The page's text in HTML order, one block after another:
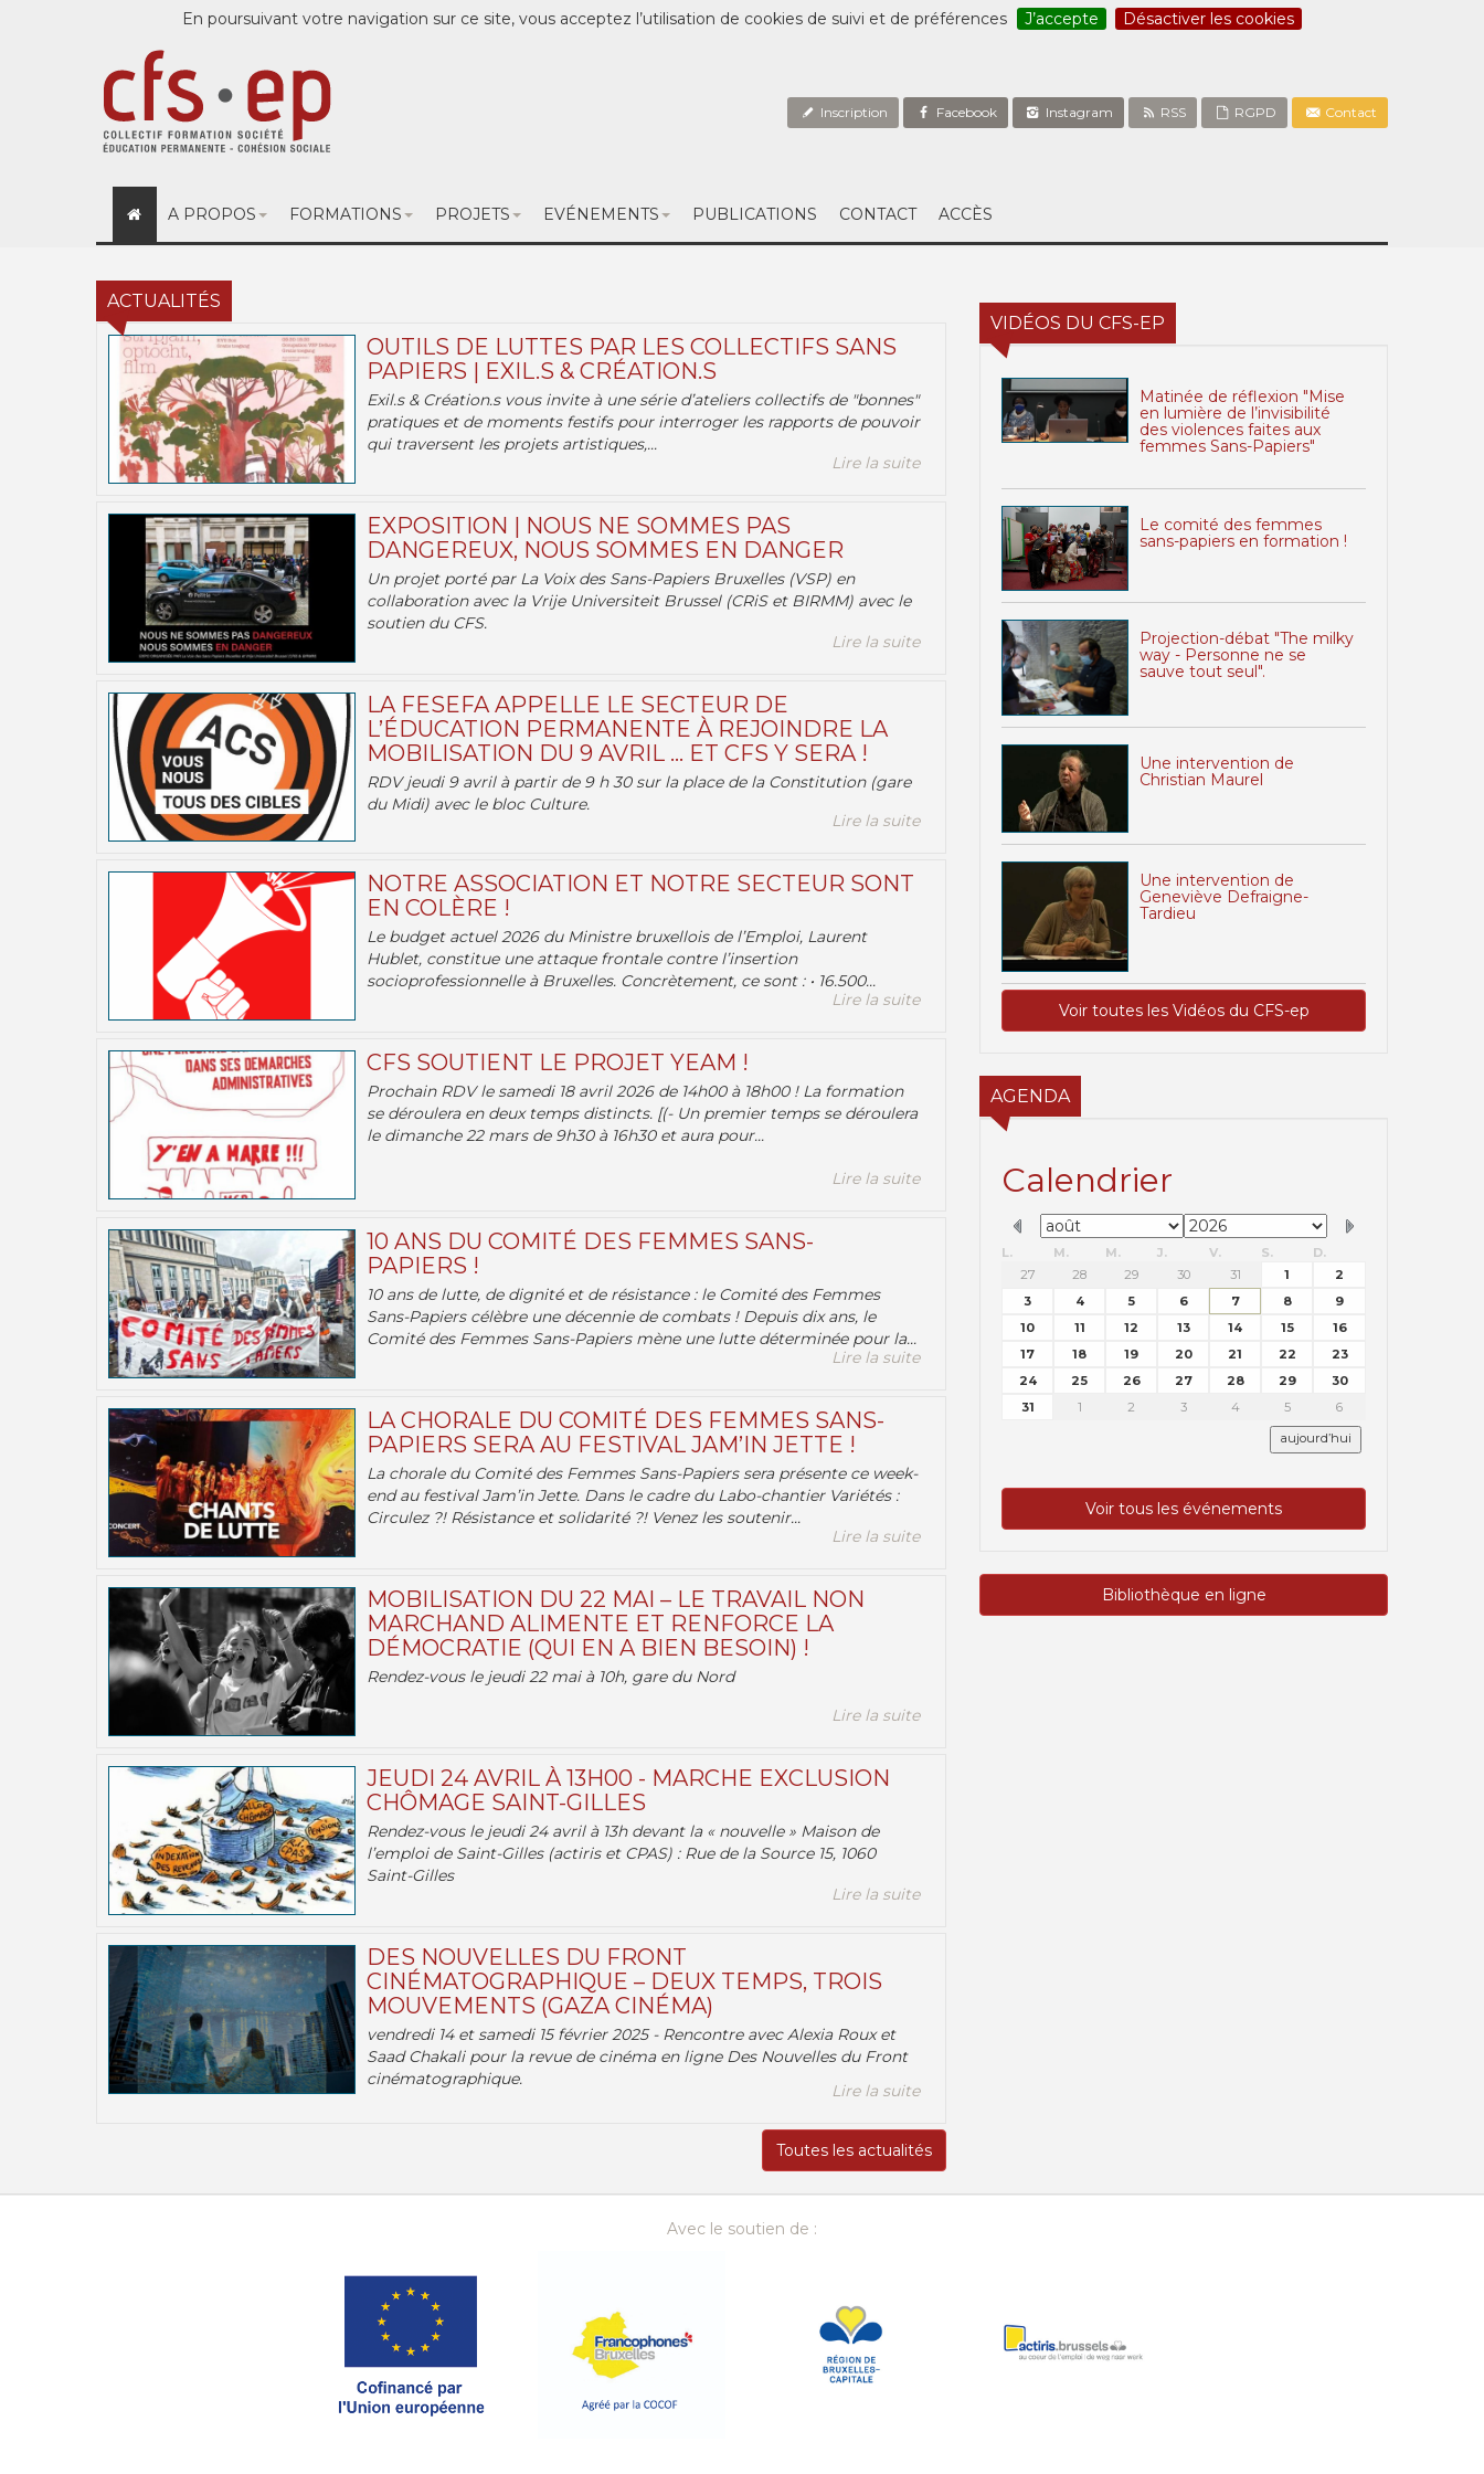
En poursuivant votre navigation sur ce site, vous acceptez l’utilisation de cookies de suivi et de préférences J’accepte Désactiver les cookies
Inscription Facebook Instagram RSS RGPD Contact
A PROPOS FORMATIONS PROJETS EVÉNEMENTS PUBLICATIONS CONTACT ACCÈS
ACTUALITÉS
OUTILS DE LUTTES PAR LES COLLECTIFS SANS
PAPIERS | EXIL.S & CRÉATION.S
Exil.s & Création.s vous invite à une série d’ateliers collectifs de "bonnes"
pratiques et de moments festifs pour interroger les rapports de pouvoir
qui traversent les projets artistiques,...
Lire la suite
EXPOSITION | NOUS NE SOMMES PAS
DANGEREUX, NOUS SOMMES EN DANGER
Un projet porté par La Voix des Sans-Papiers Bruxelles (VSP) en
collaboration avec la Vrije Universiteit Brussel (CRiS et BIRMM) avec le
soutien du CFS.
Lire la suite
LA FESEFA APPELLE LE SECTEUR DE
L’ÉDUCATION PERMANENTE À REJOINDRE LA
MOBILISATION DU 9 AVRIL … ET CFS Y SERA !
RDV jeudi 9 avril à partir de 9 h 30 sur la place de la Constitution (gare
du Midi) avec le bloc Culture.
Lire la suite
NOTRE ASSOCIATION ET NOTRE SECTEUR SONT
EN COLÈRE !
Le budget actuel 2026 du Ministre bruxellois de l’Emploi, Laurent
Hublet, constitue une attaque frontale contre l’insertion
socioprofessionnelle à Bruxelles. Concrètement, ce sont : • 16.500...
Lire la suite
CFS SOUTIENT LE PROJET YEAM !
Prochain RDV le samedi 18 avril 2026 de 14h00 à 18h00 ! La formation
se déroulera en deux temps distincts. [(- Un premier temps se déroulera
le dimanche 22 mars de 9h30 à 16h30 et aura pour...
Lire la suite
10 ANS DU COMITÉ DES FEMMES SANS-
PAPIERS !
10 ans de lutte, de dignité et de résistance : le Comité des Femmes
Sans-Papiers célèbre une décennie de combats ! Depuis dix ans, le
Comité des Femmes Sans-Papiers mène une lutte déterminée pour la...
Lire la suite
LA CHORALE DU COMITÉ DES FEMMES SANS-
PAPIERS SERA AU FESTIVAL JAM’IN JETTE !
La chorale du Comité des Femmes Sans-Papiers sera présente ce week-
end au festival Jam’in Jette. Dans le cadre du Labo-chantier Variétés :
Circulez ?! Résistance et solidarité ?! Venez les soutenir...
Lire la suite
MOBILISATION DU 22 MAI – LE TRAVAIL NON
MARCHAND ALIMENTE ET RENFORCE LA
DÉMOCRATIE (QUI EN A BIEN BESOIN) !
Rendez-vous le jeudi 22 mai à 10h, gare du Nord
Lire la suite
JEUDI 24 AVRIL À 13H00 - MARCHE EXCLUSION
CHÔMAGE SAINT-GILLES
Rendez-vous le jeudi 24 avril à 13h devant la « nouvelle » Maison de
l’emploi de Saint-Gilles (actiris et CPAS) : Rue de la Source 15, 1060
Saint-Gilles
Lire la suite
DES NOUVELLES DU FRONT
CINÉMATOGRAPHIQUE – DEUX TEMPS, TROIS
MOUVEMENTS (GAZA CINÉMA)
vendredi 14 et samedi 15 février 2025 - Rencontre avec Alexia Roux et
Saad Chakali pour la revue de cinéma en ligne Des Nouvelles du Front
cinématographique.
Lire la suite
Toutes les actualités
VIDÉOS DU CFS-EP
Matinée de réflexion "Mise
en lumière de l’invisibilité
des violences faites aux
femmes Sans-Papiers"
Le comité des femmes
sans-papiers en formation !
Projection-débat "The milky
way - Personne ne se
sauve tout seul".
Une intervention de
Christian Maurel
Une intervention de
Geneviève Defraigne-
Tardieu
Voir toutes les Vidéos du CFS-ep
AGENDA
Calendrier
L. M. M. J. V. S.
D.
27
28 29 30 31 1
2
3
4 5 6 7 8
9
10
11 12 13 14 15
16
17
18 19 20 21 22
23
24
25 26 27 28 29
30
31
1 2 3 4 5 6
aujourd’hui
Voir tous les événements
Bibliothèque en ligne
Avec le soutien de :